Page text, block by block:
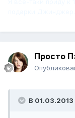
Просто
В 01.03.2013